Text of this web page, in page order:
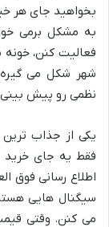
بخواهید جای هر
به مشکل برمی
فعالیت کنن، خونه
شهر شکل می
نظمی رو پیش
یکی از جذاب ترین
فقط یه جای
اطلاع رسانی فوق
سیگنال هایی
می کنن. وقتی قیمت